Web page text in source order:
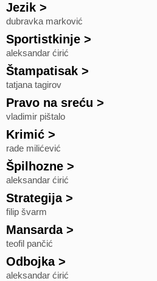
Jezik >
dubravka marković
Sportistkinje >
aleksandar ćirić
Štampatisak >
tatjana tagirov
Pravo na sreću >
vladimir pištalo
Krimić >
rade milićević
Špilhozne >
aleksandar ćirić
Strategija>
filip švarm
Mansarda>
teofil pančić
Odbojka>
aleksandar ćirić